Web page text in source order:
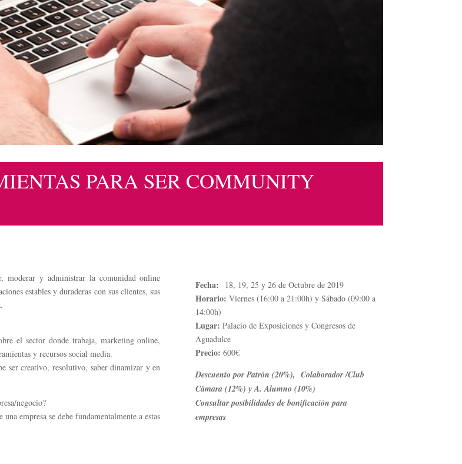
PARA SER COMMUNITY
moderar y administrar la comunidad online
estables y duraderas con sus clientes, sus
el sector donde trabaja, marketing online,
y recursos social media.
ser creativo, resolutivo, saber dinamizar y en
negocio?
empresa se debe fundamentalmente a estas
Fecha: 18, 19, 25 y 26 de Octubre de 2019
Horario: Viernes (16:00 a 21:00h) y Sábado (09:00 a
14:00h)
Lugar: Palacio de Exposiciones y Congresos de
Aguadulce
Precio: 600€
Descuento por Patrón (20%), Colaborador /Club
Cámara (12%) y A. Alumno (10%)
Consultar posibilidades de bonificación para
empresas